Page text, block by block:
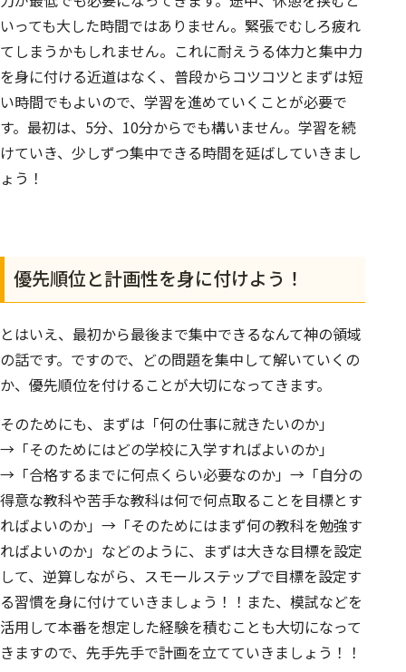
いっても大した時間ではありません。緊張でむしろ疲れ
てしまうかもしれません。これに耐えうる体力と集中力
を身に付ける近道はなく、普段からコツコツとまずは短
い時間でもよいので、学習を進めていくことが必要で
す。最初は、5分、10分からでも構いません。学習を続
けていき、少しずつ集中できる時間を延ばしていきまし
ょう！
優先順位と計画性を身に付けよう！
とはいえ、最初から最後まで集中できるなんて神の領域
の話です。ですので、どの問題を集中して解いていくの
か、優先順位を付けることが大切になってきます。
そのためにも、まずは 「何の仕事に就きたいのか」
→「そのためにはどの学校に入学すればよいのか」
→「合格するまでに何点くらい必要なのか」→「自分の
得意な教科や苦手な教科は何で何点取ることを目標とす
ればよいのか」→「そのためにはまず何の教科を勉強す
ればよいのか」などのように、まずは大きな目標を設定
して、逆算しながら、スモールステップで目標を設定す
る習慣を身に付けていきましょう！！また、模試などを
活用して本番を想定した経験を積むことも大切になって
きますので、先手先手で計画を立てていきましょう！！